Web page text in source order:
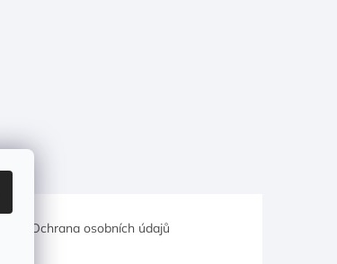
Ochrana osobních údajů